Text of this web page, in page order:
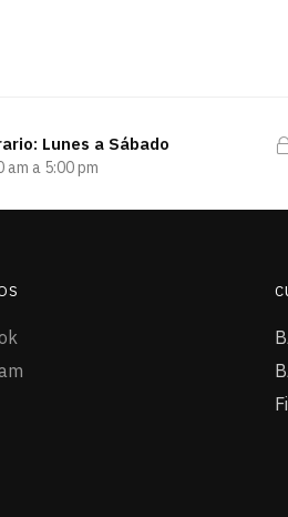
Lunes a Sábado
am a 5:00 pm